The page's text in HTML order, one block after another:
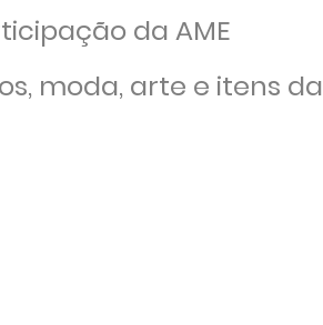
da AME
moda, arte e itens da